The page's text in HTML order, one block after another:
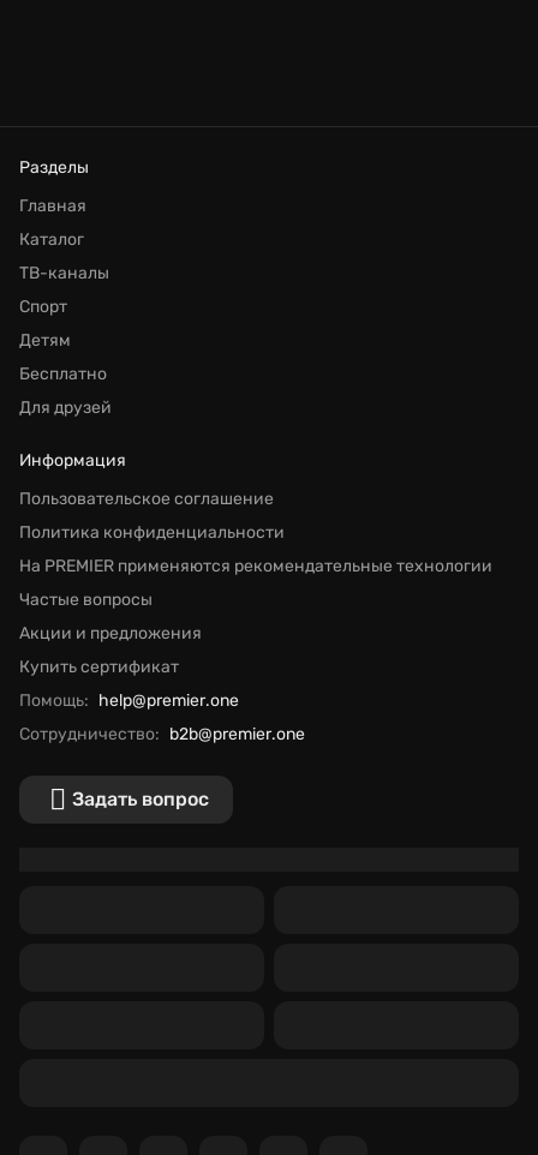
Разделы
Главная
Каталог
ТВ-каналы
Спорт
Детям
Бесплатно
Для друзей
Информация
Пользовательское соглашение
Политика конфиденциальности
На PREMIER применяются рекомендательные технологии
Частые вопросы
Акции и предложения
Купить сертификат
Помощь: help@premier.one
Сотрудничество: b2b@premier.one
Задать вопрос